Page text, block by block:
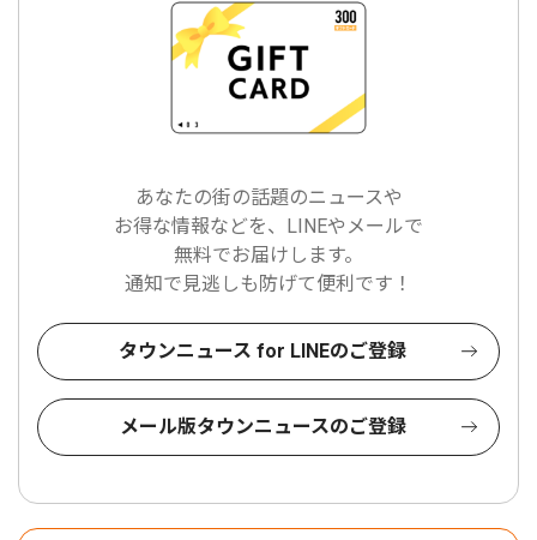
あなたの街の話題のニュースや
お得な情報などを、LINEやメールで
無料でお届けします。
通知で見逃しも防げて便利です！
タウンニュース for LINEのご登録
メール版タウンニュースのご登録